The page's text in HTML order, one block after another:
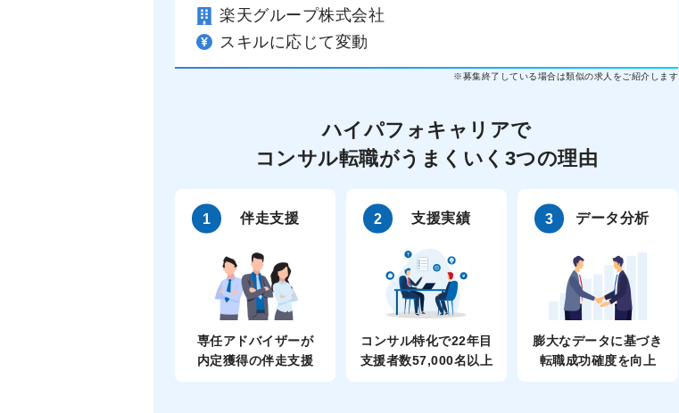
楽天グループ株式会社
スキルに応じて変動
※募集終了している場合は類似の求人をご紹介します
ハイパフォキャリアで
コンサル転職がうまくいく3つの理由
伴走支援
専任アドバイザーが
内定獲得の伴走支援
支援実績
コンサル特化で22年目
支援者数57,000名以上
データ分析
膨大なデータに基づき
転職成功確度を向上